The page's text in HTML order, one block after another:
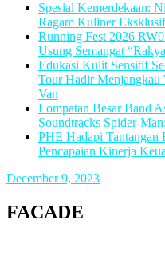
Spesial Kemerdekaan:
Ragam Kuliner
Running Fest 2026
Usung Semangat
Edukasi Kulit Sensitif
Tour Hadir Menjangkau
Van
Lompatan Besar Band
Soundtracks Spider-
PHE Hadapi Tantangan
Pencapaian Kinerja
December 9, 2023
FACADE